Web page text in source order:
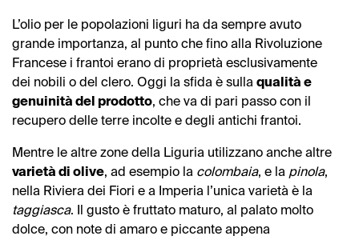
L’olio per le popolazioni liguri ha da sempre avuto
grande importanza, al punto che fino alla Rivoluzione
Francese i frantoi erano di proprietà esclusivamente
dei nobili o del clero. Oggi la sfida è sulla qualità e
genuinità del prodotto, che va di pari passo con il
recupero delle terre incolte e degli antichi frantoi.
Mentre le altre zone della Liguria utilizzano anche altre
varietà di olive, ad esempio la colombaia, e la pinola,
nella Riviera dei Fiori e a Imperia l’unica varietà è la
taggiasca. Il gusto è fruttato maturo, al palato molto
dolce, con note di amaro e piccante appena